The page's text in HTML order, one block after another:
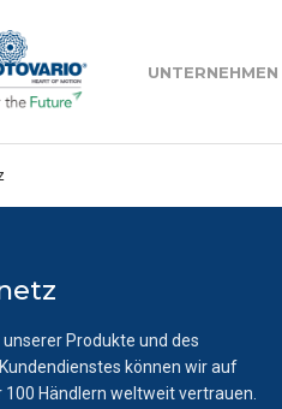
UNTERNEHMEN
Teco
- B Series
unserer Produkte und des
können wir auf
100 Händlern weltweit vertrauen.